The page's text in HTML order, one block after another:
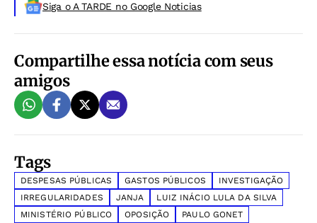
Siga o A TARDE no Google Noticias
Compartilhe essa notícia com seus
amigos
Tags
DESPESAS PÚBLICAS GASTOS PÚBLICOS
INVESTIGAÇÃO
IRREGULARIDADES
JANJA
LUIZ INÁCIO LULA DA SILVA
MINISTÉRIO PÚBLICO
OPOSIÇÃO PAULO GONET